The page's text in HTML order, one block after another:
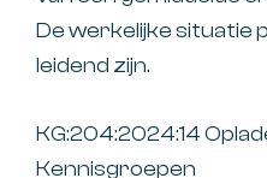
De werkelijke
leidend zijn.
KG:204:2024:14
Kennisgroepen